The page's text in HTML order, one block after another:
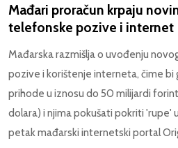
Mađari proračun krpaju
telefonske pozive i internet
Mađarska razmišlja o uvođenju
pozive i korištenje interneta, čime bi
prihode u iznosu do 50 milijardi
dolara) i njima pokušati pokriti 'rupe'
petak mađarski internetski portal